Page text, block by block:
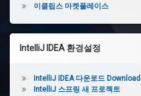
Layout
reset
/
립
스
이클립스 마켓플레이스
IntelliJ IDEA 환경설정
IntelliJ IDEA 다운로드 Download
IntelliJ 스프링 새 프로젝트